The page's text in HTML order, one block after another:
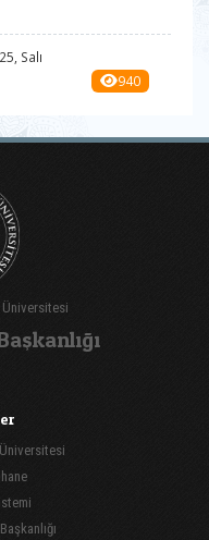
Salı
940
Üniversitesi